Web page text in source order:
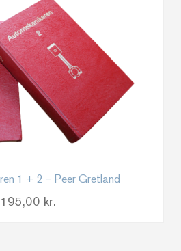
1 + 2 – Peer Gretland
195,00 kr.